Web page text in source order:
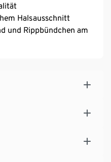
Halsausschnitt
und Rippbündchen am